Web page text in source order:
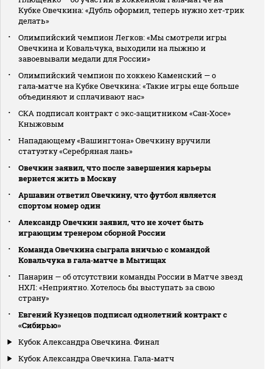
Кубке Овечкина: «Дубль оформил, теперь нужно хет‑трик
делать»
Олимпийский чемпион Легков: «Мы смотрели игры
Овечкина и Ковальчука, выходили на лыжню и
завоевывали медали для России»
Олимпийский чемпион по хоккею Каменский — о
гала‑матче на Кубке Овечкина: «Такие игры еще больше
объединяют и сплачивают нас»
СКА подписал контракт с экс‑защитником «Сан‑Хосе»
Кныжовым
Нападающему «Вашингтона» Овечкину вручили
статуэтку «Серебряная лань»
Овечкин заявил, что после завершения карьеры
вернется жить в Москву
Аршавин ответил Овечкину, что футбол является
спортом номер один
Александр Овечкин заявил, что не хочет быть
играющим тренером сборной России
Команда Овечкина сыграла вничью с командой
Ковальчука в гала‑матче в Мытищах
Панарин — об отсутствии команды России в Матче звезд
НХЛ: «Неприятно. Хотелось бы выступать за свою
страну»
Евгений Кузнецов подписал однолетний контракт с
«Сибирью»
Кубок Александра Овечкина. Финал
Кубок Александра Овечкина. Гала-матч